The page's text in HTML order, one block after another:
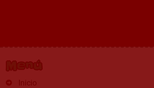
Menú
Inicio